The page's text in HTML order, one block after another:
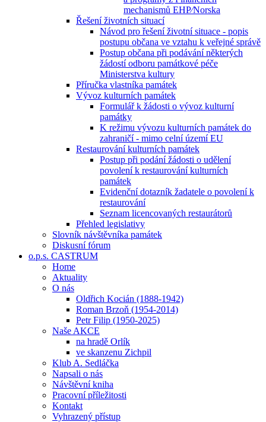
mechanismů EHP⁄Norska
Řešení životních situací
Návod pro řešení životní situace - popis
postupu občana ve vztahu k veřejné správě
Postup občana při podávání některých
žádostí odboru památkové péče
Ministerstva kultury
Příručka vlastníka památek
Vývoz kulturních památek
Formulář k žádosti o vývoz kulturní
památky
K režimu vývozu kulturních památek do
zahraničí - mimo celní území EU
Restaurování kulturních památek
Postup při podání žádosti o udělení
povolení k restaurování kulturních
památek
Evidenční dotazník žadatele o povolení k
restaurování
Seznam licencovaných restaurátorů
Přehled legislativy
Slovník návštěvníka památek
Diskusní fórum
o.p.s. CASTRUM
Home
Aktuality
O nás
Oldřich Kocián (1888-1942)
Roman Brzoň (1954-2014)
Petr Filip (1950-2025)
Naše AKCE
na hradě Orlík
ve skanzenu Zichpil
Klub A. Sedláčka
Napsali o nás
Návštěvní kniha
Pracovní příležitosti
Kontakt
Vyhrazený přístup